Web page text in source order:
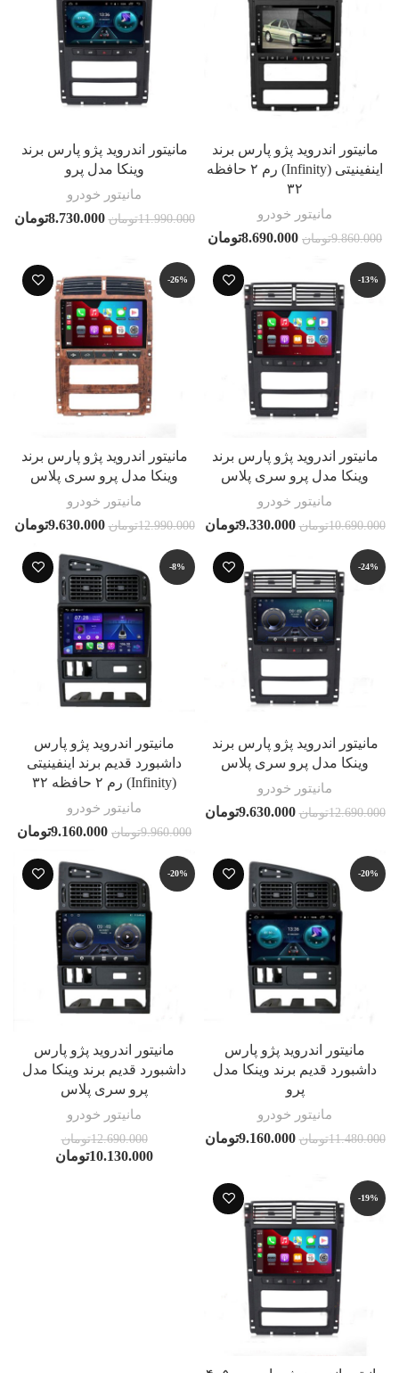
مانیتور اندروید پژو پارس برند
اینفینیتی (Infinity) رم ۲ حافظه
۳۲
مانیتور خودرو
9.860.000تومان 8.690.000تومان
مانیتور اندروید پژو پارس برند
وینکا مدل پرو
مانیتور خودرو
11.990.000تومان 8.730.000تومان
-13%
مانیتور اندروید پژو پارس برند
وینکا مدل پرو سری پلاس
مانیتور خودرو
10.690.000تومان 9.330.000تومان
-26%
مانیتور اندروید پژو پارس برند
وینکا مدل پرو سری پلاس
مانیتور خودرو
12.990.000تومان 9.630.000تومان
-24%
مانیتور اندروید پژو پارس برند
وینکا مدل پرو سری پلاس
مانیتور خودرو
12.690.000تومان 9.630.000تومان
-8%
مانیتور اندروید پژو پارس
داشبورد قدیم برند اینفینیتی
(Infinity) رم ۲ حافظه ۳۲
مانیتور خودرو
9.960.000تومان 9.160.000تومان
-20%
مانیتور اندروید پژو پارس
داشبورد قدیم برند وینکا مدل
پرو
مانیتور خودرو
11.480.000تومان 9.160.000تومان
-20%
مانیتور اندروید پژو پارس
داشبورد قدیم برند وینکا مدل
پرو سری پلاس
مانیتور خودرو
12.690.000تومان
10.130.000تومان
-19%